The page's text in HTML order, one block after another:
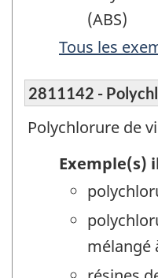
(ABS)
Tous les
2811142 -
Polychlorure de
Exemple(s)
mélangé